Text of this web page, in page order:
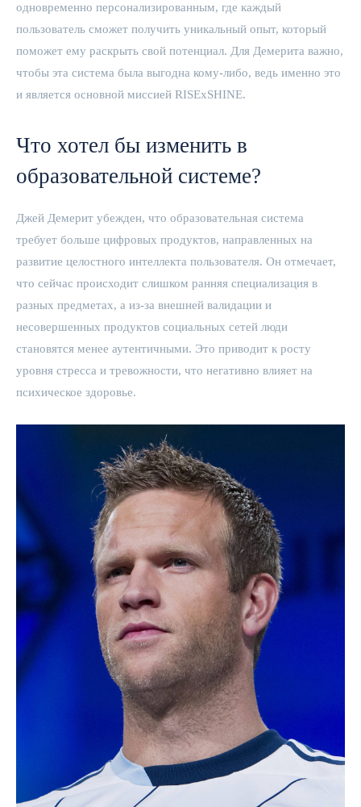
одновременно персонализированным, где каждый
пользователь сможет получить уникальный опыт, который
поможет ему раскрыть свой потенциал. Для Демерита важно,
чтобы эта система была выгодна кому-либо, ведь именно это
и является основной миссией RISExSHINE.
Что хотел бы изменить в
образовательной системе?
Джей Демерит убежден, что образовательная система
требует больше цифровых продуктов, направленных на
развитие целостного интеллекта пользователя. Он отмечает,
что сейчас происходит слишком ранняя специализация в
разных предметах, а из-за внешней валидации и
несовершенных продуктов социальных сетей люди
становятся менее аутентичными. Это приводит к росту
уровня стресса и тревожности, что негативно влияет на
психическое здоровье.